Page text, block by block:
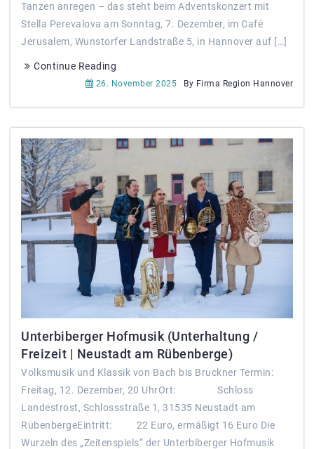
Tanzen anregen – das steht beim Adventskonzert mit
Stella Perevalova am Sonntag, 7. Dezember, im Café
Jerusalem, Wunstorfer Landstraße 5, in Hannover auf […]
Continue Reading
26. November 2025 By Firma Region Hannover
Unterbiberger Hofmusik (Unterhaltung /
Freizeit | Neustadt am Rübenberge)
Volksmusik und Klassik von Bach bis Bruckner Termin:
Freitag, 12. Dezember, 20 UhrOrt: Schloss
Landestrost, Schlossstraße 1, 31535 Neustadt am
RübenbergeEintritt: 22 Euro, ermäßigt 16 Euro Die
Wurzeln des „Zeitenspiels“ der Unterbiberger Hofmusik